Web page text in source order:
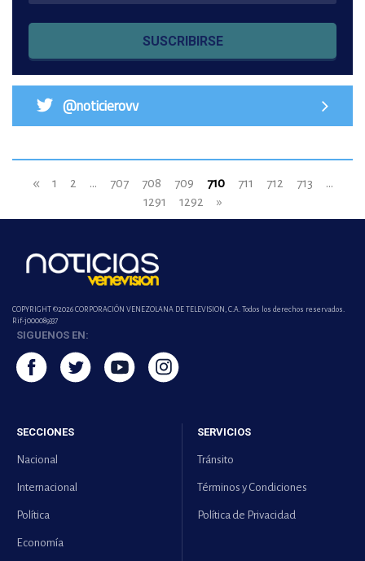
SUSCRIBIRSE
@noticierovv
« 1 2 ... 707 708 709 710 711 712 713
...
1291
1292 »
COPYRIGHT ©2026 CORPORACIÓN VENEZOLANA DE TELEVISION, C.A. Todos los derechos reservados.
Rif-j000089337
SIGUENOS EN:
SECCIONES
Nacional
Internacional
Política
Economía
SERVICIOS
Tránsito
Términos y Condiciones
Política de Privacidad